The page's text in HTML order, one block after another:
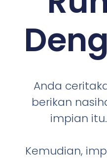
Anda
berikan
impian
Kemudian,